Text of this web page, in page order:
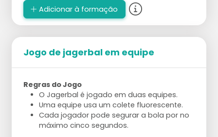
Adicionar à formação
Jogo de jagerbal em equipe
Regras do Jogo
O Jagerbal é jogado em duas equipes.
Uma equipe usa um colete fluorescente.
Cada jogador pode segurar a bola por no
máximo cinco segundos.